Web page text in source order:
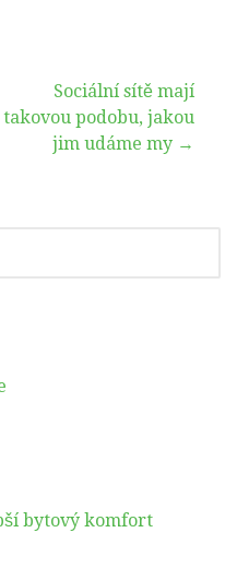
Sociální sítě mají
takovou podobu, jakou
jim udáme my →
bytový komfort